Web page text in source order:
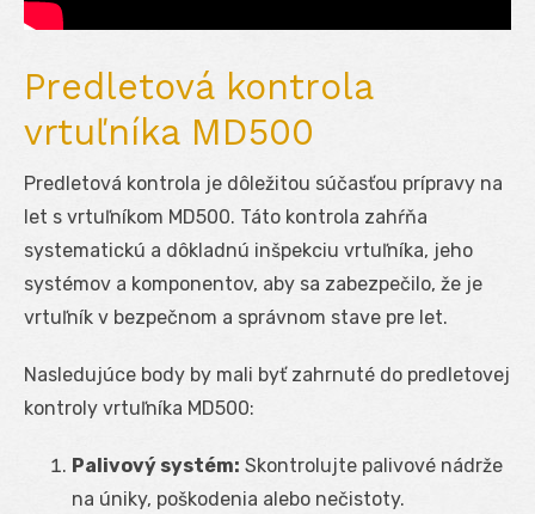
Predletová kontrola
vrtuľníka MD500
Predletová kontrola je dôležitou súčasťou prípravy na
let s vrtuľníkom MD500. Táto kontrola zahŕňa
systematickú a dôkladnú inšpekciu vrtuľníka, jeho
systémov a komponentov, aby sa zabezpečilo, že je
vrtuľník v bezpečnom a správnom stave pre let.
Nasledujúce body by mali byť zahrnuté do predletovej
kontroly vrtuľníka MD500:
Palivový systém: Skontrolujte palivové nádrže
na úniky, poškodenia alebo nečistoty.